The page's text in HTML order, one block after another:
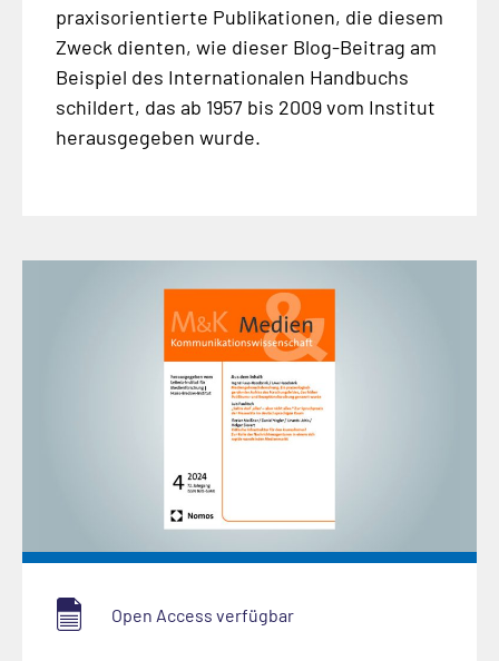
praxisorientierte Publikationen, die diesem
Zweck dienten, wie dieser Blog-Beitrag am
Beispiel des Internationalen Handbuchs
schildert, das ab 1957 bis 2009 vom Institut
herausgegeben wurde.
Open Access verfügbar